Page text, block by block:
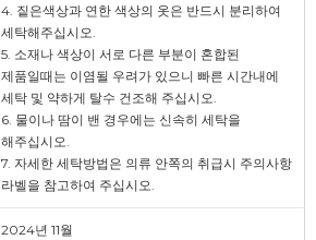
4. 짙은색상과 연한 색상의 옷은 반드시 분리하여
세탁해주십시오.
5. 소재나 색상이 서로 다른 부분이 혼합된
제품일때는 이염될 우려가 있으니 빠른 시간내에
세탁 및 약하게 탈수 건조해 주십시오.
6. 물이나 땀이 밴 경우에는 신속히 세탁을
해주십시오.
7. 자세한 세탁방법은 의류 안쪽의 취급시 주의사항
라벨을 참고하여 주십시오.
2024년 11월